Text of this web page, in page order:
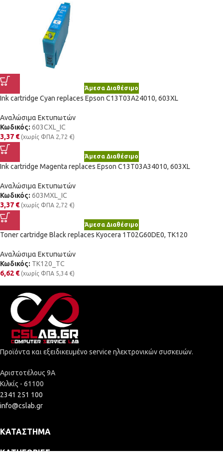
Άμεσα Διαθέσιμο
Ink cartridge Cyan replaces Epson C13T03A24010, 603XL
Αναλώσιμα Εκτυπωτών
Κωδικός: 603CXL_IC
3,37 € (χωρίς ΦΠΑ 2,72 €)
Άμεσα Διαθέσιμο
Ink cartridge Magenta replaces Epson C13T03A34010, 603XL
Αναλώσιμα Εκτυπωτών
Κωδικός: 603MXL_IC
3,37 € (χωρίς ΦΠΑ 2,72 €)
Άμεσα Διαθέσιμο
Toner cartridge Black replaces Kyocera 1T02G60DE0, TK120
Αναλώσιμα Εκτυπωτών
Κωδικός: TK120_TC
6,62 € (χωρίς ΦΠΑ 5,34 €)
Προϊόντα και εξειδικευμένο service ηλεκτρονικών συσκευών.
Αριστοτέλους 9Α
Κιλκίς - 61100
2341 251 100
info@cslab.gr
ΚΑΤΆΣΤΗΜΑ
ΚΑΤΗΓΟΡΊΕΣ